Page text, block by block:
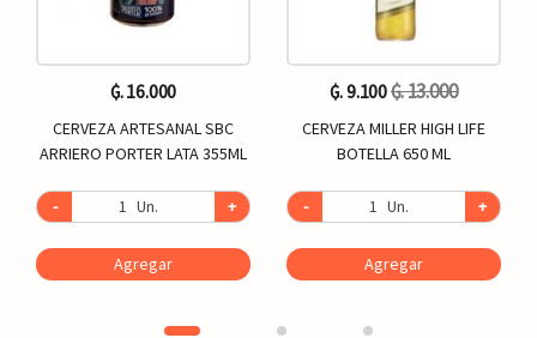
₲. 16.000
CERVEZA ARTESANAL SBC
ARRIERO PORTER LATA 355ML
- Un. +
Agregar
₲. 9.100₲. 13.000
CERVEZA MILLER HIGH LIFE
BOTELLA 650 ML
- Un. +
Agregar